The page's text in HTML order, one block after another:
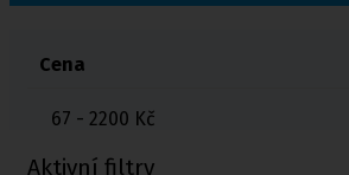
Cena
67 - 2200 Kč
Aktivní filtry